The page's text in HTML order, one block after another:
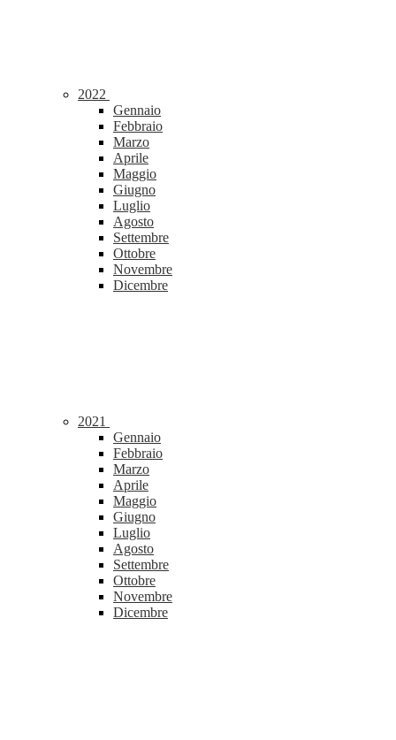
2022
Gennaio
Febbraio
Marzo
Aprile
Maggio
Giugno
Luglio
Agosto
Settembre
Ottobre
Novembre
Dicembre
2021
Gennaio
Febbraio
Marzo
Aprile
Maggio
Giugno
Luglio
Agosto
Settembre
Ottobre
Novembre
Dicembre